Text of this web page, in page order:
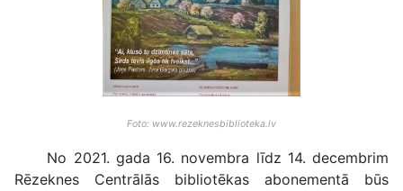
Foto: www.rezeknesbiblioteka.lv
No 2021. gada 16. novembra līdz 14. decembrim
Rēzeknes Centrālās bibliotēkas abonementā būs